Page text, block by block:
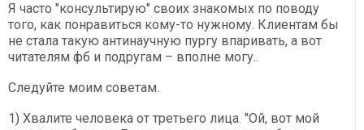
Я часто "консультирую" своих знакомых по поводу
того, как понравиться кому-то нужному. Клиентам бы
не стала такую антинаучную пургу впаривать, а вот
читателям фб и подругам – вполне могу..
Следуйте моим советам.
1) Хвалите человека от третьего лица. "Ой, вот мой